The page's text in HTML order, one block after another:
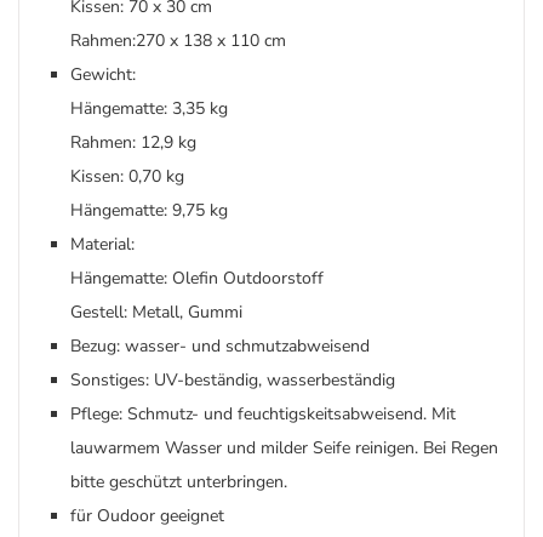
Kissen: 70 x 30 cm
Rahmen:270 x 138 x 110 cm
Gewicht:
Hängematte: 3,35 kg
Rahmen: 12,9 kg
Kissen: 0,70 kg
Hängematte: 9,75 kg
Material:
Hängematte: Olefin Outdoorstoff
Gestell: Metall, Gummi
Bezug: wasser- und schmutzabweisend
Sonstiges: UV-beständig, wasserbeständig
Pflege: Schmutz- und feuchtigskeitsabweisend. Mit
lauwarmem Wasser und milder Seife reinigen. Bei Regen
bitte geschützt unterbringen.
für Oudoor geeignet